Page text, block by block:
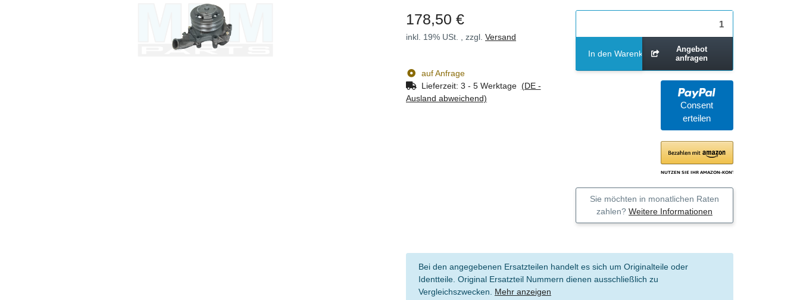
178,50 €
inkl. 19% USt. , zzgl. Versand
auf Anfrage
Lieferzeit: 3 - 5 Werktage (DE -
Ausland abweichend)
In den Warenkorb
Angebot
anfragen
Consent
erteilen
Sie möchten in monatlichen Raten
zahlen? Weitere Informationen
Bei den angegebenen Ersatzteilen handelt es sich um Originalteile oder
Identteile. Original Ersatzteil Nummern dienen ausschließlich zu
Vergleichszwecken. Mehr anzeigen